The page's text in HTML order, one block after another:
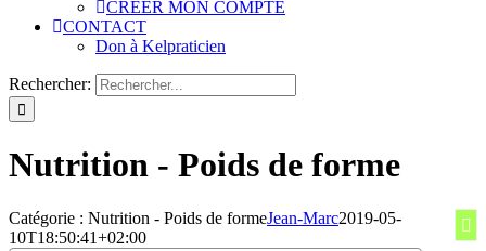
CREER MON COMPTE
CONTACT
Don à Kelpraticien
Rechercher:
Nutrition - Poids de forme
Catégorie : Nutrition - Poids de formeJean-Marc2019-05-
10T18:50:41+02:00